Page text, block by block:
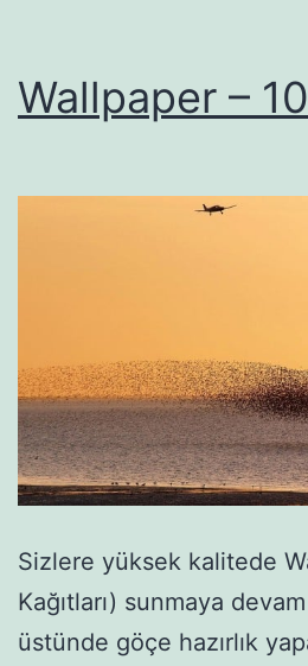
Wallpaper –
Sizlere yüksek kalitede
Kağıtları) sunmaya
üstünde göçe hazırlık